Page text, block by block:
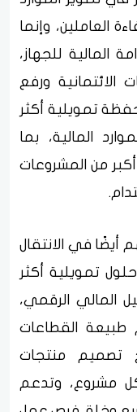
العاملين، وإنما
المالية للجهاز،
ورفع
تمويلية أكثر
المالية، بما
من المشروعات
أيضًا في الانتقال
تمويلية أكثر
المالي الرقمي،
طبيعة القطاعات
تصميم منتجات
مشروع، وتدعم